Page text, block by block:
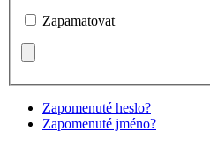
Zapamatovat
Zapomenuté heslo?
Zapomenuté jméno?